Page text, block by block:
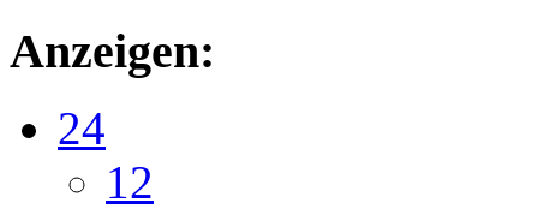
Anzeigen:
24
12